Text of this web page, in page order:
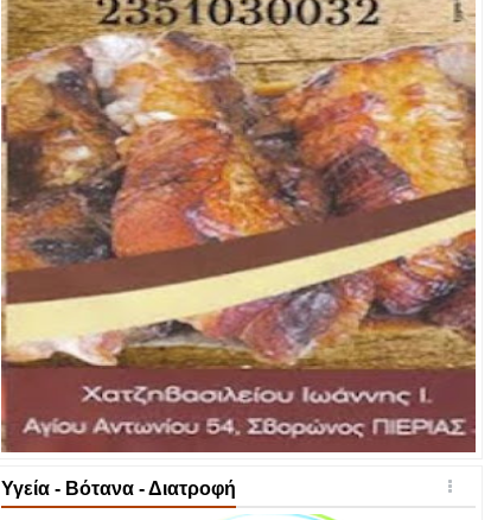
Υγεία - Βότανα - Διατροφή